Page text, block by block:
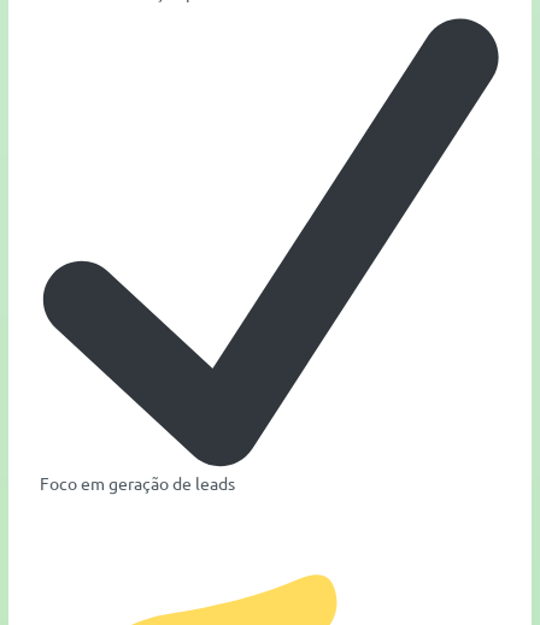
Foco em geração de leads